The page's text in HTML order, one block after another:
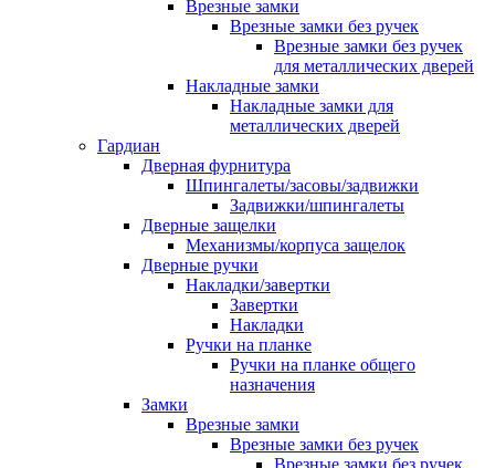
Врезные замки
Врезные замки без ручек
Врезные замки без ручек
для металлических дверей
Накладные замки
Накладные замки для
металлических дверей
Гардиан
Дверная фурнитура
Шпингалеты/засовы/задвижки
Задвижки/шпингалеты
Дверные защелки
Механизмы/корпуса защелок
Дверные ручки
Накладки/завертки
Завертки
Накладки
Ручки на планке
Ручки на планке общего
назначения
Замки
Врезные замки
Врезные замки без ручек